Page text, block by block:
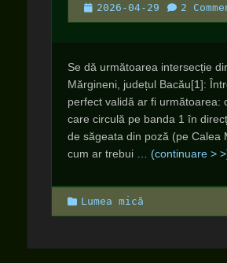
Posted
on
2026-04-29 2
Se dă următoarea intersecție
Mărgineni, județul Bacău[1]:
perfect validă ar fi următoarea:
care circulă pe banda 1 în
de săgeata din poză (pe Calea
cum ar trebui
… (continuare >
Categories
Lumea mică